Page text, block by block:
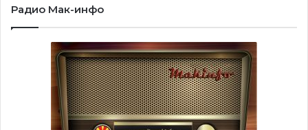
Радио Мак-инфо